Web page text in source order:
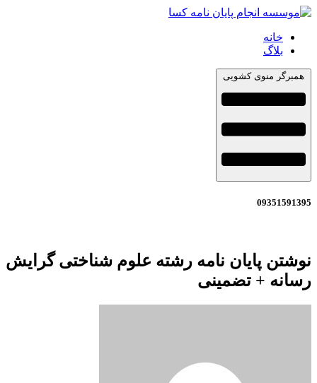
خانه
بلاگ
همبرگر منوی کشویی
09351591395
نوشتن پایان نامه رشته علوم شناختی گرایش
رسانه + تضمینی